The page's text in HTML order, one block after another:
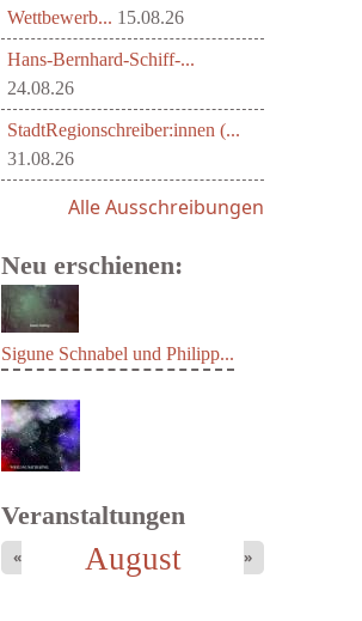
Wettbewerb... 15.08.26
Hans-Bernhard-Schiff-...
24.08.26
StadtRegionschreiber:innen (...
31.08.26
Alle Ausschreibungen
Neu erschienen:
Sigune Schnabel und Philipp...
Veranstaltungen
August
« »